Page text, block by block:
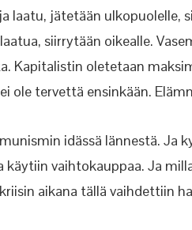
laatu, jätetään ulkopuolelle,
siirrytään oikealle.
Kapitalistin oletetaan
ole tervettä ensinkään.
idässä lännestä. Ja
vaihtokauppaa. Ja
aikana tällä vaihdettiin